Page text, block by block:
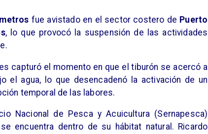
fue avistado en el sector costero de Puerto
, lo que provocó la suspensión de las actividades
capturó el momento en que el tiburón se acercó a
el agua, lo que desencadenó la activación de un
temporal de las labores.
Nacional de Pesca y Acuicultura (Sernapesca)
encuentra dentro de su hábitat natural. Ricardo